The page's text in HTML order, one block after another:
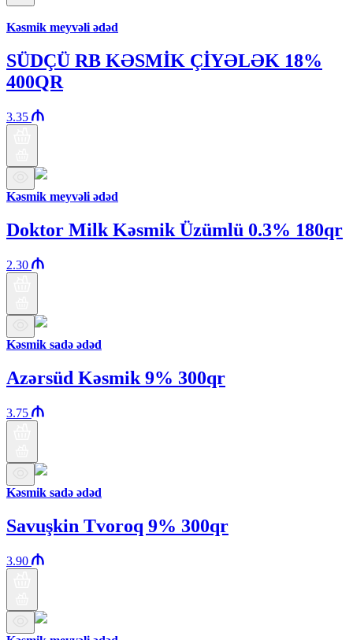
Kəsmik meyvəli ədəd
SÜDÇÜ RB KƏSMİK ÇİYƏLƏK 18%
400QR
3.35
Kəsmik meyvəli ədəd
Doktor Milk Kəsmik Üzümlü 0.3% 180qr
2.30
Kəsmik sadə ədəd
Azərsüd Kəsmik 9% 300qr
3.75
Kəsmik sadə ədəd
Savuşkin Tvoroq 9% 300qr
3.90